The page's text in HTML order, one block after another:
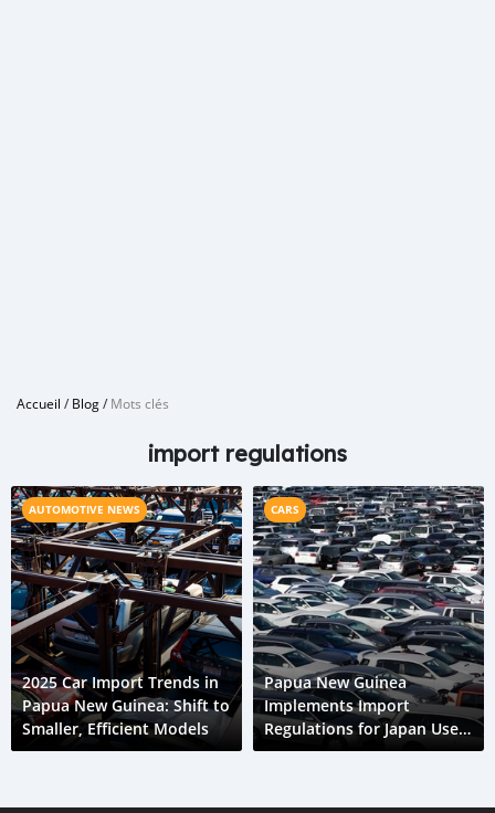
Accueil /Blog/Mots clés
import regulations
AUTOMOTIVE NEWS
2025 Car Import Trends in
Papua New Guinea: Shift to
Smaller, Efficient Models
CARS
Papua New Guinea
Implements Import
Regulations for Japan Used
Cars